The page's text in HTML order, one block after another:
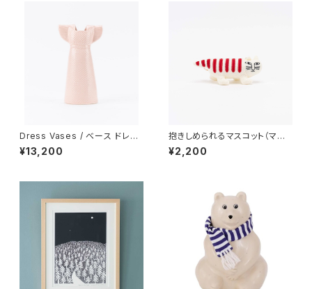
Dress Vases / べース ドレス
（ピンク）/ Lisa Larson リ
サ・ラーソン
¥13,200
抱きしめられるマスコット（マイ
キー） / Lisa Larson リ
サ・ラーソン
¥2,200